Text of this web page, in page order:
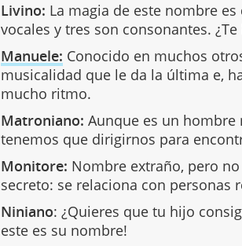
Livino: La magia de este nombre
vocales y tres son consonantes.
Manuele: Conocido en muchos
musicalidad que le da la última e,
mucho ritmo.
Matroniano: Aunque es un hombre
tenemos que dirigirnos para
Monitore: Nombre extraño, pero
secreto: se relaciona con personas
Niniano: ¿Quieres que tu hijo
este es su nombre!